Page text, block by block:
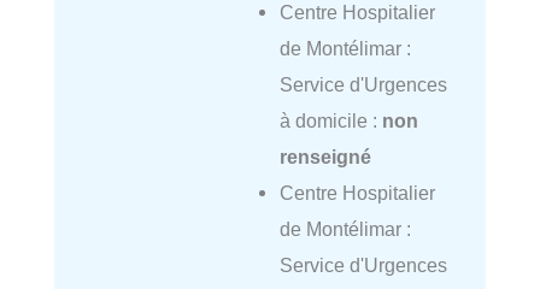
Centre Hospitalier
de Montélimar :
Service d'Urgences
à domicile : non
renseigné
Centre Hospitalier
de Montélimar :
Service d'Urgences